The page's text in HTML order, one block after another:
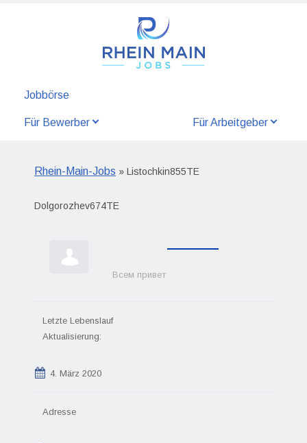
Jobbörse
Für Bewerber Für Arbeitgeber
Rhein-Main-Jobs » Listochkin855TE
Dolgorozhev674TE
Всем привет
Letzte Lebenslauf
Aktualisierung:
4. März 2020
Adresse